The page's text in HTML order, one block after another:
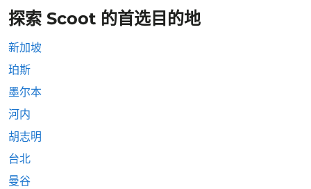
探索 Scoot 的首选目的地
新加坡
珀斯
墨尔本
河内
胡志明
台北
曼谷